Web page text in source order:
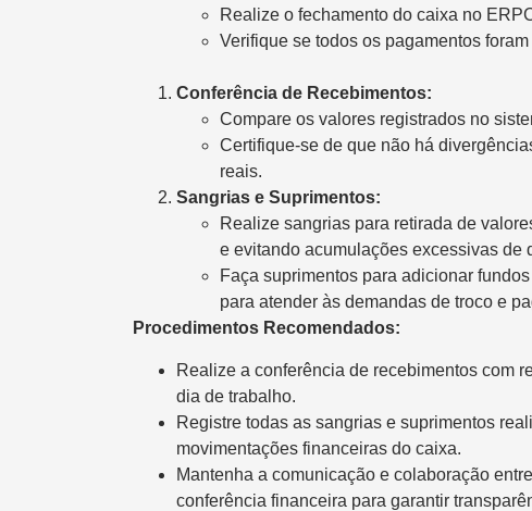
Realize o fechamento do caixa no
Verifique se todos os pagamentos
Conferência de Recebimentos:
Compare os valores registrados no
Certifique-se de que não há
reais.
Sangrias e Suprimentos:
Realize sangrias para retirada de
e evitando acumulações excessivas de
Faça suprimentos para adicionar
para atender às demandas de troco e
Procedimentos Recomendados:
Realize a conferência de recebimentos com
dia de trabalho.
Registre todas as sangrias e suprimentos
movimentações financeiras do caixa.
Mantenha a comunicação e colaboração
conferência financeira para garantir